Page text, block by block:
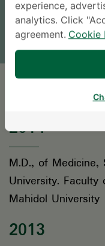
မ
* လူကြီးမင်း၏ စုံစမ်းမေးမြန်းမှု
ပညာရေး
2014
M.D., of Medicine,
University.
Mahidol University
2013
experience,
analytics. Click
agreement. Cookie